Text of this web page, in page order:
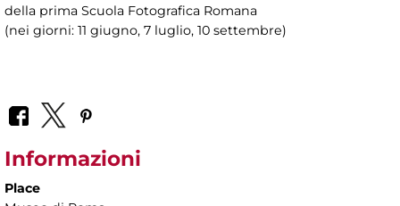
della prima Scuola Fotografica Romana
(nei giorni: 11 giugno, 7 luglio, 10 settembre)
Informazioni
Place